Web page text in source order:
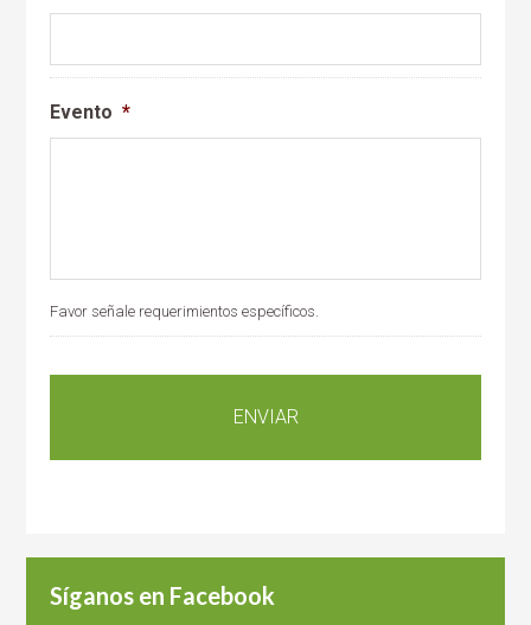
Evento *
Favor señale requerimientos específicos.
Síganos en Facebook